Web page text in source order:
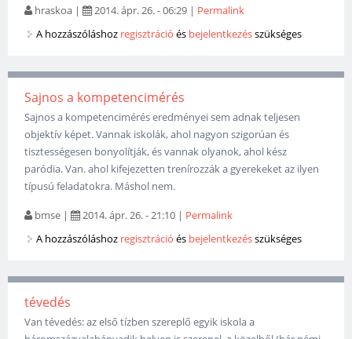
hraskoa | 2014. ápr. 26. - 06:29 | Permalink
A hozzászóláshoz regisztráció és bejelentkezésszükséges
Sajnos a kompetencimérés
Sajnos a kompetencimérés eredményei sem adnak teljesen
objektív képet. Vannak iskolák, ahol nagyon szigorúan és
tisztességesen bonyolítják, és vannak olyanok, ahol kész
paródia. Van. ahol kifejezetten trenírozzák a gyerekeket az ilyen
típusú feladatokra. Máshol nem.
bmse | 2014. ápr. 26. - 21:10 | Permalink
A hozzászóláshoz regisztráció és bejelentkezésszükséges
tévedés
Van tévedés: az első tízben szereplő egyik iskola a